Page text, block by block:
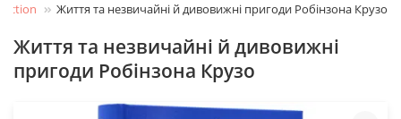
Fiction Життя та незвичайні й дивовижні пригоди Робінзона Крузо
Життя та незвичайні й дивовижні
пригоди Робінзона Крузо